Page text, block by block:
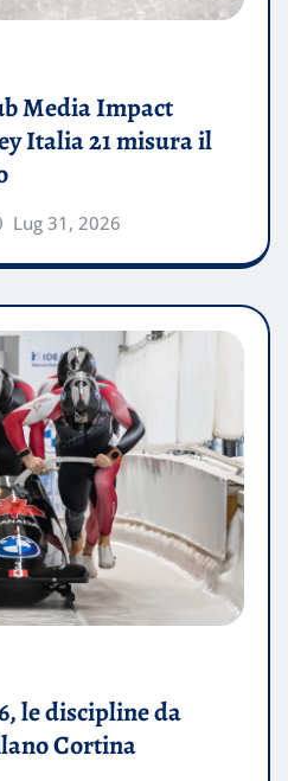
Media Impact
Italia 21 misura il
Lug 31, 2026
le discipline da
Cortina